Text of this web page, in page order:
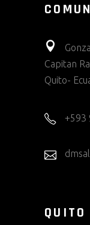
Capitan
Quito-
+593
QUITO